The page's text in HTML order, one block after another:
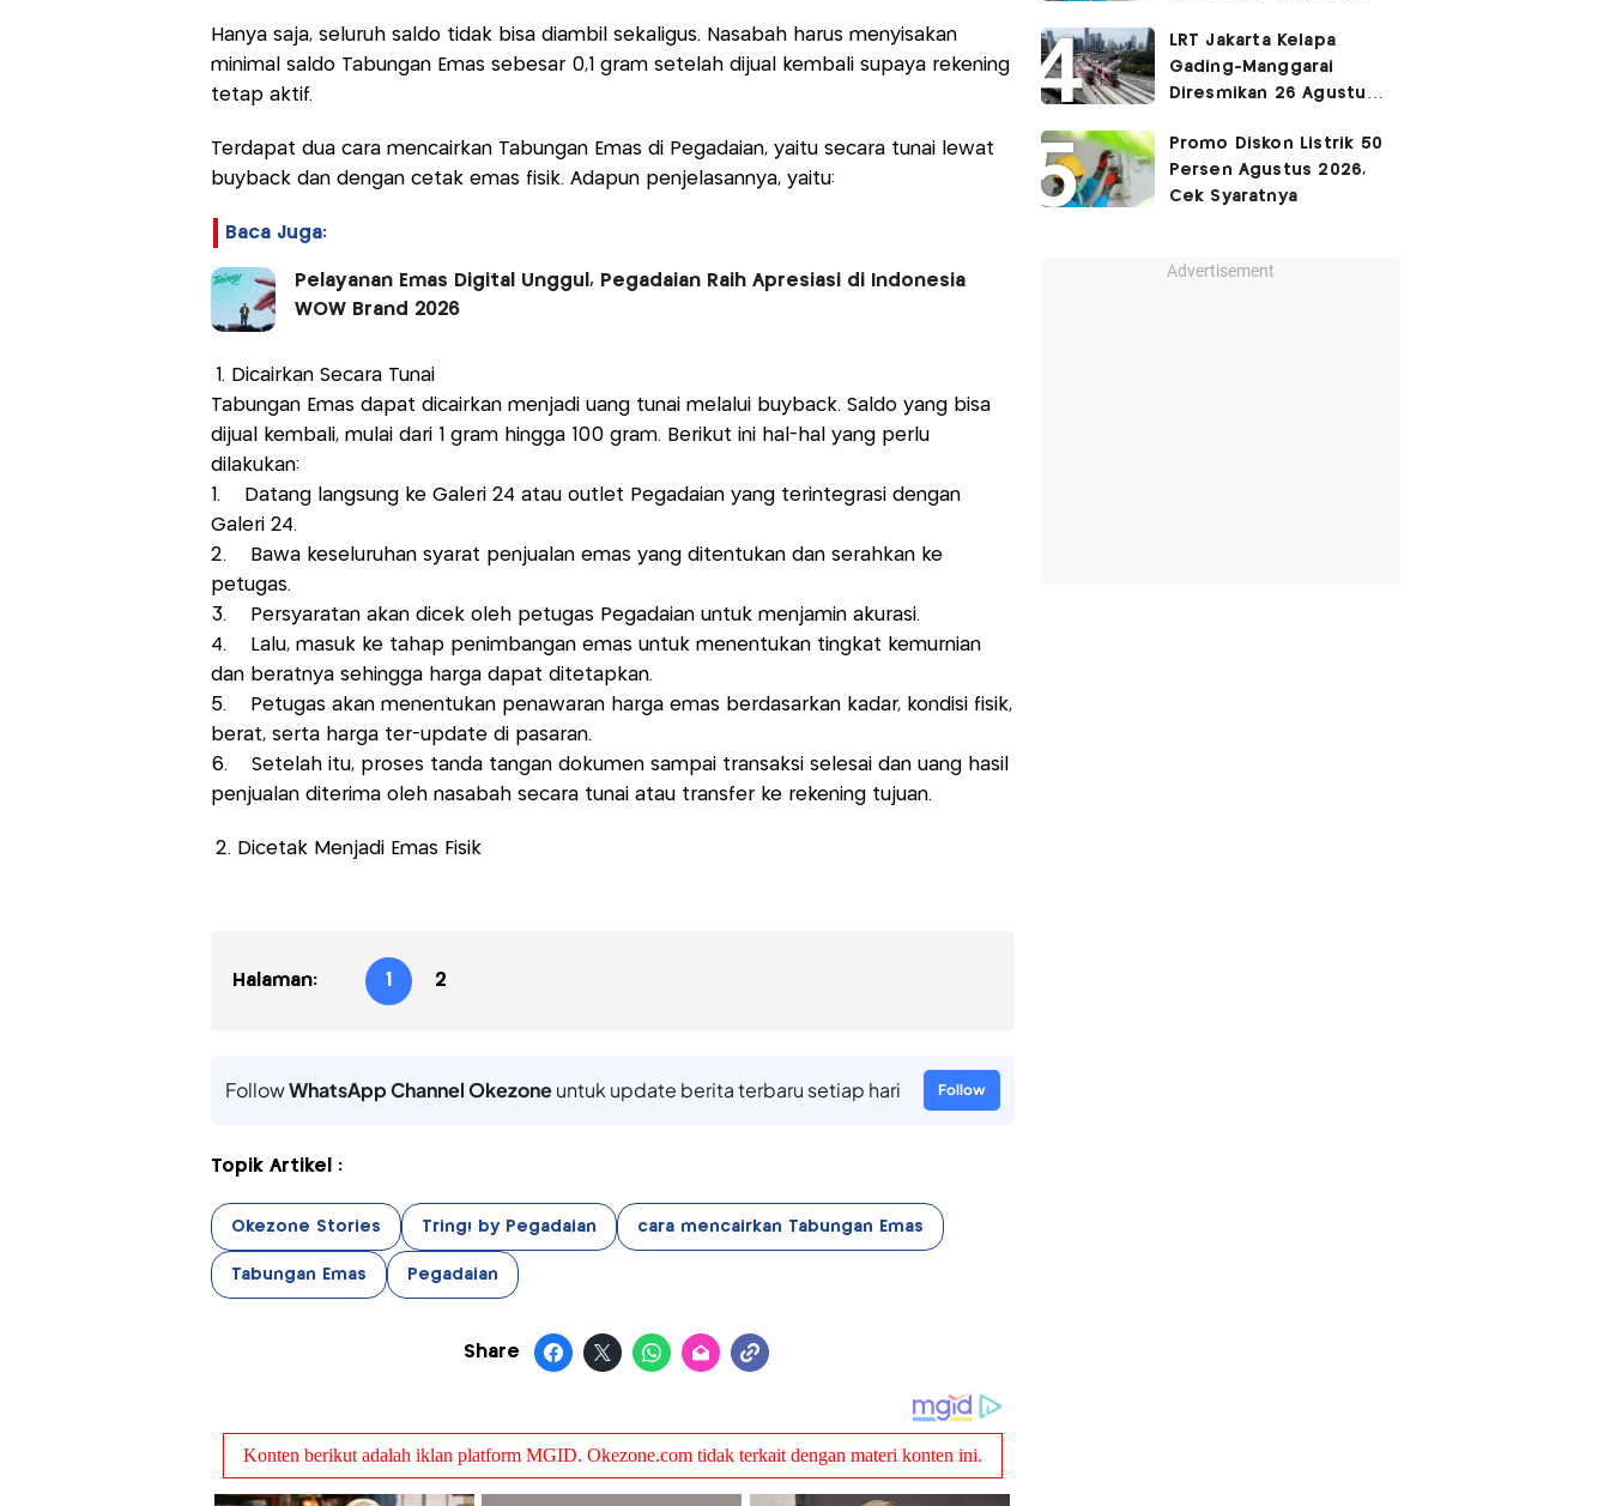
Hanya saja, seluruh saldo tidak bisa diambil sekaligus. Nasabah harus menyisakan
minimal saldo Tabungan Emas sebesar 0,1 gram setelah dijual kembali supaya rekening
tetap aktif.
Terdapat dua cara mencairkan Tabungan Emas di Pegadaian, yaitu secara tunai lewat
buyback dan dengan cetak emas fisik. Adapun penjelasannya, yaitu:
Baca Juga:
Pelayanan Emas Digital Unggul, Pegadaian Raih Apresiasi di Indonesia
WOW Brand 2026
1. Dicairkan Secara Tunai
Tabungan Emas dapat dicairkan menjadi uang tunai melalui buyback. Saldo yang bisa
dijual kembali, mulai dari 1 gram hingga 100 gram. Berikut ini hal-hal yang perlu
dilakukan:
1. Datang langsung ke Galeri 24 atau outlet Pegadaian yang terintegrasi dengan
Galeri 24.
2. Bawa keseluruhan syarat penjualan emas yang ditentukan dan serahkan ke
petugas.
3. Persyaratan akan dicek oleh petugas Pegadaian untuk menjamin akurasi.
4. Lalu, masuk ke tahap penimbangan emas untuk menentukan tingkat kemurnian
dan beratnya sehingga harga dapat ditetapkan.
5. Petugas akan menentukan penawaran harga emas berdasarkan kadar, kondisi fisik,
berat, serta harga ter-update di pasaran.
6. Setelah itu, proses tanda tangan dokumen sampai transaksi selesai dan uang hasil
penjualan diterima oleh nasabah secara tunai atau transfer ke rekening tujuan.
2. Dicetak Menjadi Emas Fisik
Halaman: 1 2
FollowWhatsApp Channel Okezoneuntuk update berita terbaru setiap hari Follow
Topik Artikel :
Okezone Stories Tring! by Pegadaian cara mencairkan Tabungan Emas
Tabungan Emas Pegadaian
Share
LRT Jakarta Kelapa
Gading-Manggarai
Diresmikan 26 Agustus
Promo Diskon Listrik 50
Persen Agustus 2026,
Cek Syaratnya
Advertisement